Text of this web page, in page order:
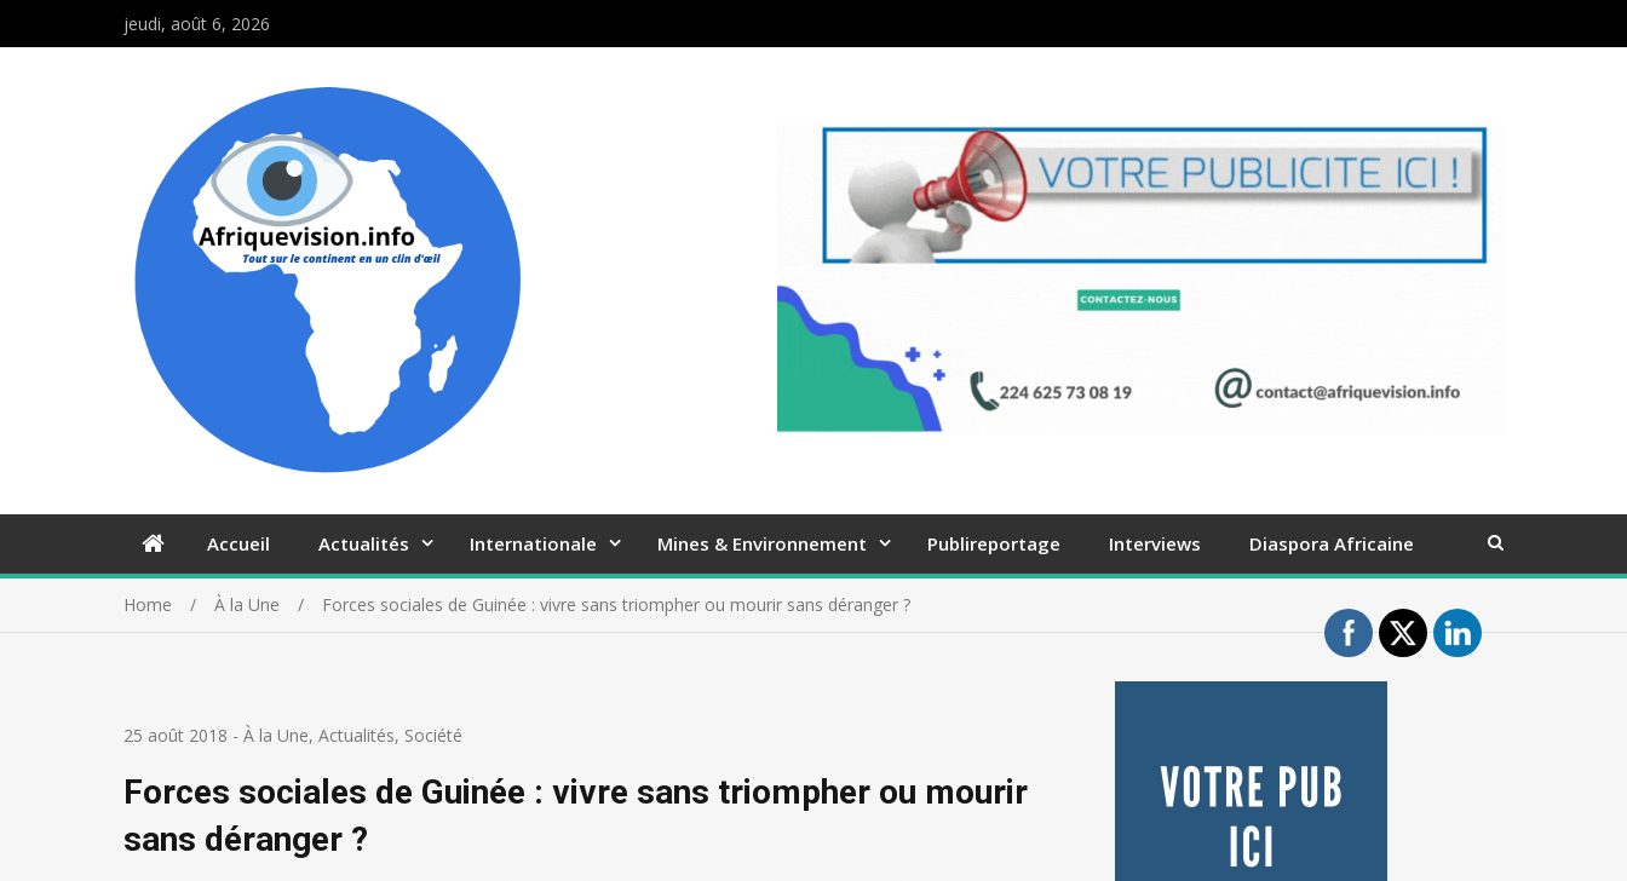
jeudi, août 6, 2026
Accueil Actualités Internationale Mines & Environnement Publireportage Interviews Diaspora Africaine
Home À la Une Forces sociales de Guinée : vivre sans triompher ou mourir sans déranger ?
25 août 2018 - À la Une, Actualités, Société
Forces sociales de Guinée : vivre sans triompher ou mourir
sans déranger ?